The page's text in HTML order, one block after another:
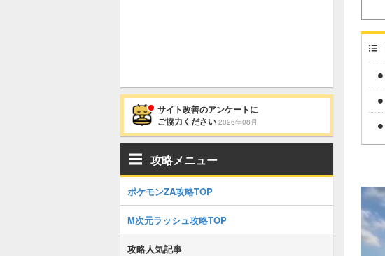
サイト改善のアンケートに
ご協力ください 2026年08月
攻略メニュー
ポケモンZA攻略TOP
M次元ラッシュ攻略TOP
攻略人気記事